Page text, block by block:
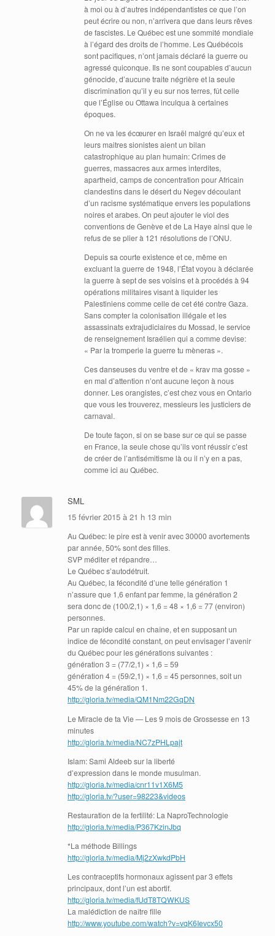
à moi ou à d’autres indépendantistes ce que l’on
peut écrire ou non, n’arrivera que dans leurs rêves
de fascistes. Le Québec est une sommité mondiale
à l’égard des droits de l’homme. Les Québécois
sont pacifiques, n’ont jamais déclaré la guerre ou
agressé quiconque. Ils ne sont coupables d’aucun
génocide, d’aucune traite négrière et la seule
discrimination qu’il y eu sur nos terres, fût celle
que l’Église ou Ottawa inculqua à certaines
époques.
On ne va les écœurer en Israël malgré qu’eux et
leurs maitres sionistes aient un bilan
catastrophique au plan humain: Crimes de
guerres, massacres aux armes interdites,
apartheid, camps de concentration pour Africain
clandestins dans le désert du Negev découlant
d’un racisme systématique envers les populations
noires et arabes. On peut ajouter le viol des
conventions de Genève et de La Haye ainsi que le
refus de se plier à 121 résolutions de l’ONU.
Depuis sa courte existence et ce, même en
excluant la guerre de 1948, l’État voyou à déclarée
la guerre à sept de ses voisins et à procédés à 94
opérations militaires visant à liquider les
Palestiniens comme celle de cet été contre Gaza.
Sans compter la colonisation illégale et les
assassinats extrajudiciaires du Mossad, le service
de renseignement Israélien qui a comme devise:
« Par la tromperie la guerre tu mèneras ».
Ces danseuses du ventre et de « krav ma gosse »
en mal d’attention n’ont aucune leçon à nous
donner. Les orangistes, c’est chez vous en Ontario
que vous les trouverez, messieurs les justiciers de
carnaval.
De toute façon, si on se base sur ce qui se passe
en France, la seule chose qu’ils vont réussir c’est
de créer de l’antisémitisme là ou il n’y en a pas,
comme ici au Québec.
SML
15 février 2015 à 21 h 13 min
Au Québec: le pire est à venir avec 30000 avortements
par année, 50% sont des filles.
SVP méditer et répandre…
Le Québec s’autodétruit.
Au Québec, la fécondité d’une telle génération 1
n’assure que 1,6 enfant par femme, la génération 2
sera donc de (100/2,1) × 1,6 = 48 × 1,6 = 77 (environ)
personnes.
Par un rapide calcul en chaîne, et en supposant un
indice de fécondité constant, on peut envisager l’avenir
du Québec pour les générations suivantes :
génération 3 = (77/2,1) × 1,6 = 59
génération 4 = (59/2,1) × 1,6 = 45 personnes, soit un
45% de la génération 1.
http://gloria.tv/media/QM1Nm22GqDN
Le Miracle de ta Vie — Les 9 mois de Grossesse en 13
minutes
http://gloria.tv/media/NC7zPHLpajt
Islam: Sami Aldeeb sur la liberté
d’expression dans le monde musulman.
http://gloria.tv/media/cnr11v1X6M5
http://gloria.tv/?user=98223&videos
Restauration de la fertilité: La NaproTechnologie
http://gloria.tv/media/P367KzinJbq
*La méthode Billings
http://gloria.tv/media/Mj2zXwkdPbH
Les contraceptifs hormonaux agissent par 3 effets
principaux, dont l’un est abortif.
http://gloria.tv/media/fUdT8TQWKUS
La malédiction de naître fille
http://www.youtube.com/watch?v=vqK6Ievcx50